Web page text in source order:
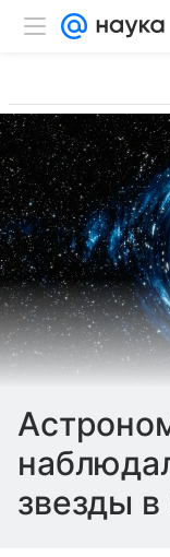
звезды